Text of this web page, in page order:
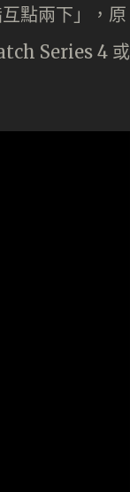
點兩下」，原
Series 4 或